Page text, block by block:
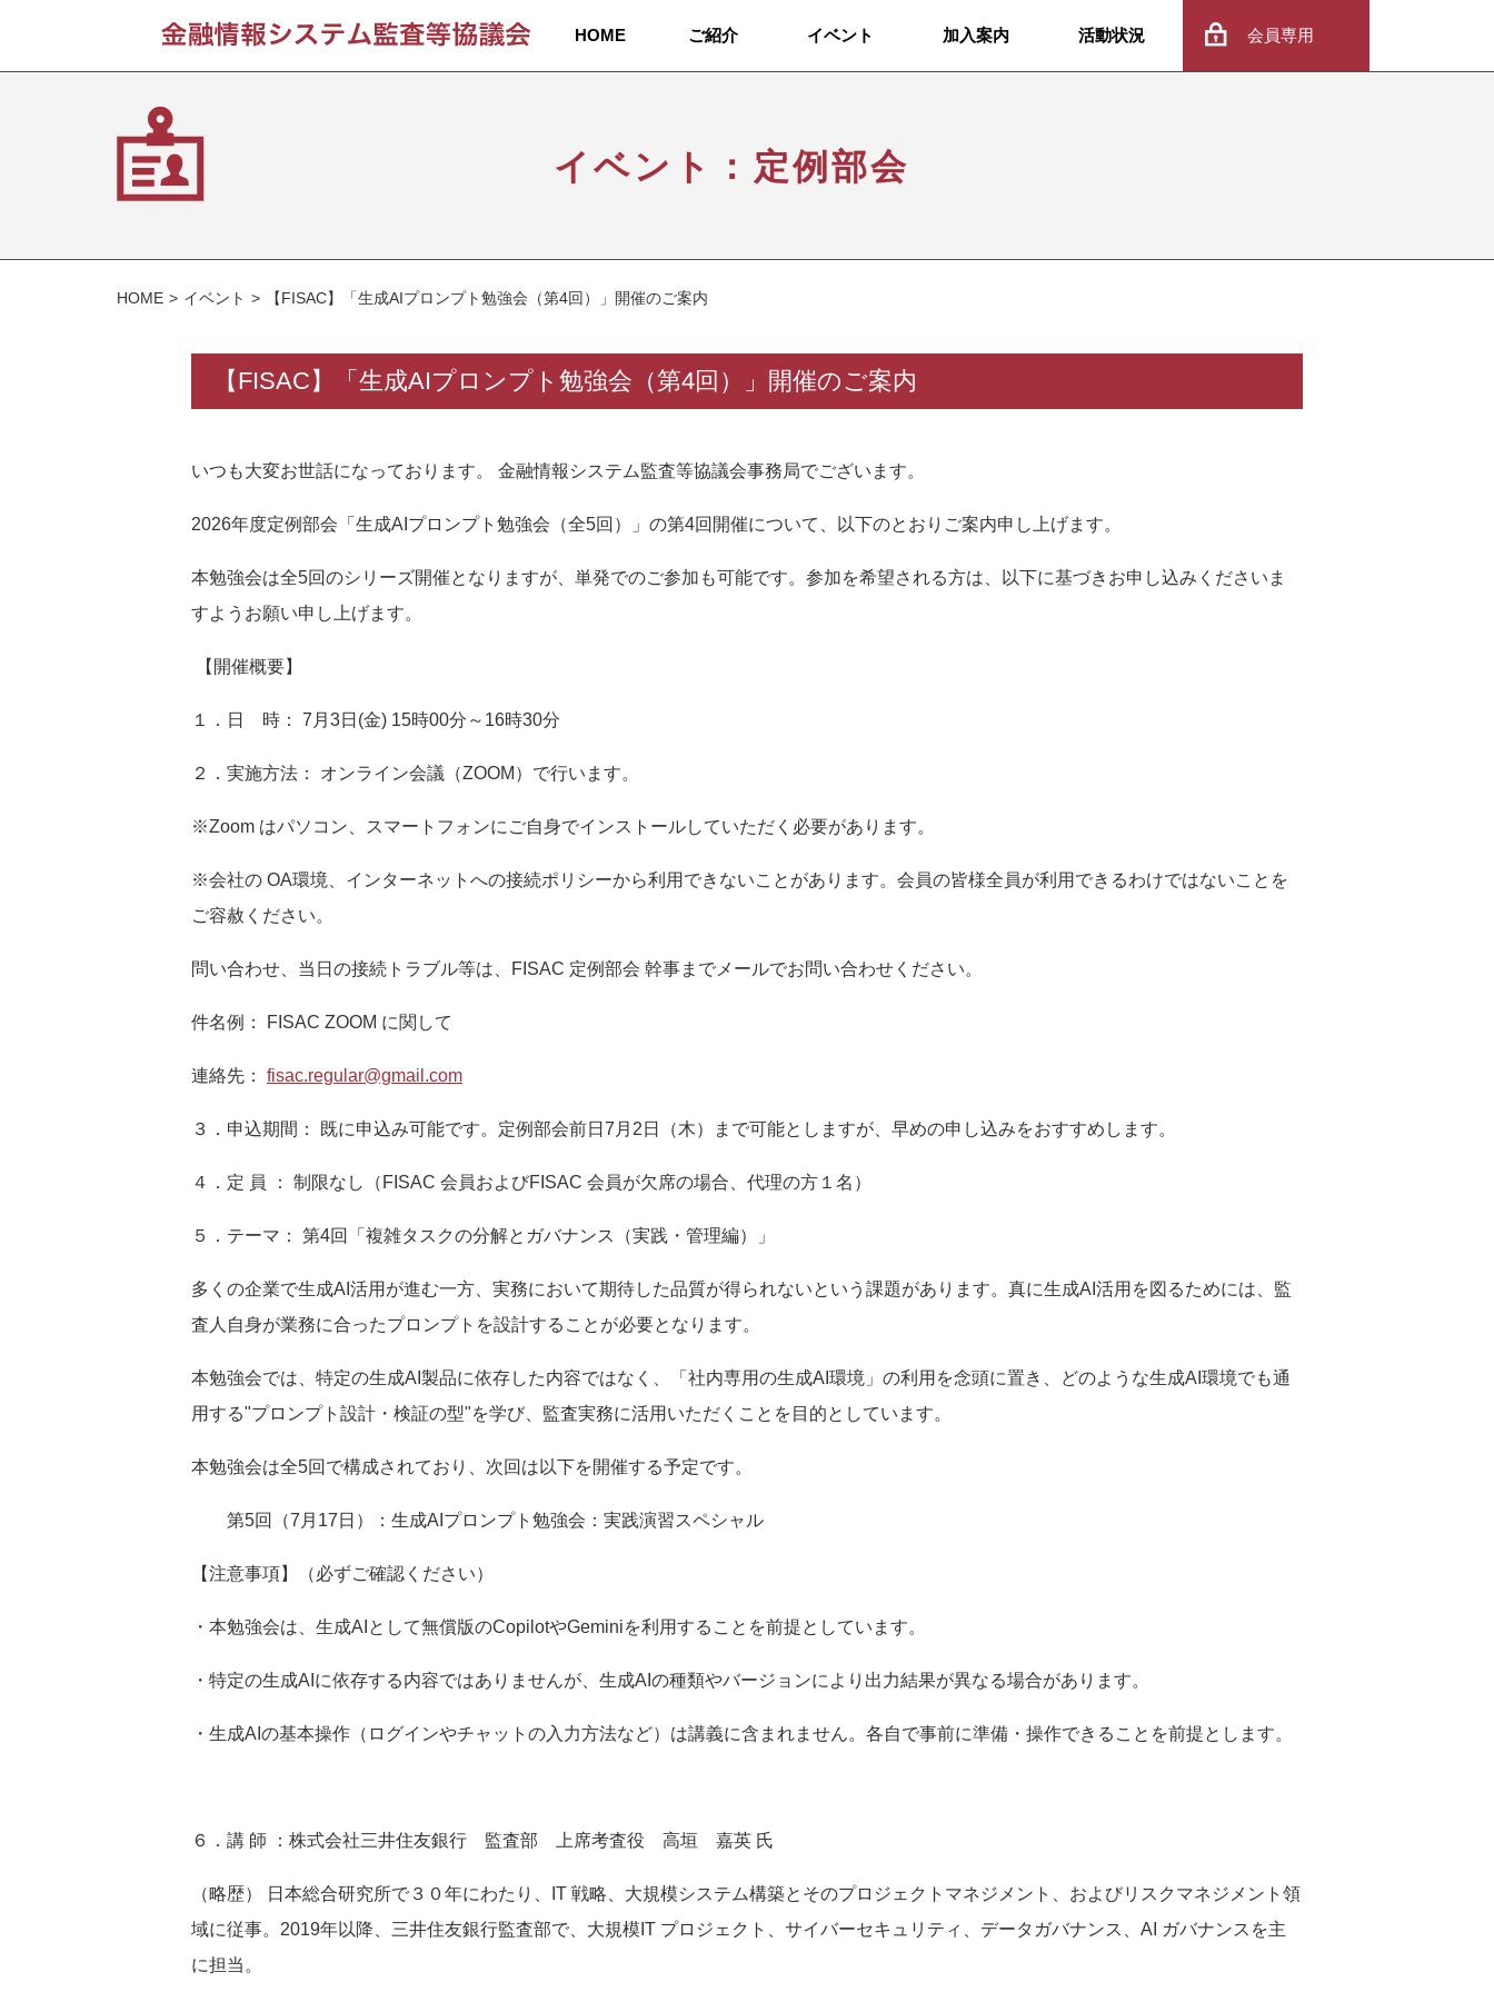
HOME ご紹介 イベント 加入案内 活動状況 会員専用
イベント：定例部会
HOME イベント 【FISAC】「生成AIプロンプト勉強会（第4回）」開催のご案内
【FISAC】「生成AIプロンプト勉強会（第4回）」開催のご案内
いつも大変お世話になっております。 金融情報システム監査等協議会事務局でございます。
2026年度定例部会「生成AI プロンプト勉強会（全5回）」の第4回開催について、以下のとおりご案内申し上げます。
本勉強会は全5回のシリーズ開催となりますが、単発でのご参加も可能です。参加を希望される方は、以下に基づきお申し込みくださいま
すようお願い申し上げます。
【開催概要】
１．日 時： 7 月 3日 (金) 15時00分～ 16時30分
２． 実施方法： オンライン会議（ZOOM ）で行います。
※Zoom はパソコン、スマートフォンにご自身でインストールしていただく必要があります。
※会社の OA環境、インターネットへの接続ポリシーから利用できないことがあります。会員の皆様全員が利用できるわけではないことを
ご容赦ください。
問い合わせ、当日の接続トラブル等は、 FISAC 定例部会 幹事までメールでお問い合わせください。
件名例： FISAC ZOOM に関して
連絡先： fisac.regular@gmail.com
３ ．申込期間： 既に申込み可能です。定例部会前日 7 月 2 日（木）まで可能としますが、早めの申し込みをおすすめします。
４．定 員 ： 制限なし（ FISAC 会員およびFISAC 会員が欠席の場合、代理の方１名）
５．テーマ： 第4回「複雑タスクの分解とガバナンス（実践・管理編）」
多くの企業で生成AI 活用が進む一方、実務において期待した品質が得られないという課題があります。真に生成AI 活用を図るためには、監
査人自身が業務に合ったプロンプトを設計することが必要となります。
本勉強会では、特定の生成AI 製品に依存した内容ではなく、「社内専用の生成AI 環境」の利用を念頭に置き、どのような生成AI 環境でも通
用する"プロンプト設計・検証の型"を学び、監査実務に活用いただくことを目的としています。
本勉強会は全5回で構成されており、次回は以下を開催する予定です。
第5回（7 月 17 日）：生成AI プロンプト勉強会：実践演習スペシャル
【注意事項】（必ずご確認ください）
・本勉強会は、生成AI として無償版のCopilotやGeminiを利用することを前提としています。
・特定の生成AI に依存する内容ではありませんが、生成AI の種類やバージョンにより出力結果が異なる場合があります。
・生成AI の基本操作（ログインやチャットの入力方法など）は講義に含まれません。各自で事前に準備・操作できることを前提とします。
６．講 師 ：株式会社三井住友銀行 監査部 上席考査役 高垣 嘉英 氏
（略歴） 日本総合研究所で３０年にわたり、 IT 戦略、大規模システム構築とそのプロジェクトマネジメント、およびリスクマネジメント領
域に従事。 2019年以降、三井住友銀行監査部で、大規模 IT プロジェクト、サイバーセキュリティ、データガバナンス、 AI
ガバナンスを主
に担当。